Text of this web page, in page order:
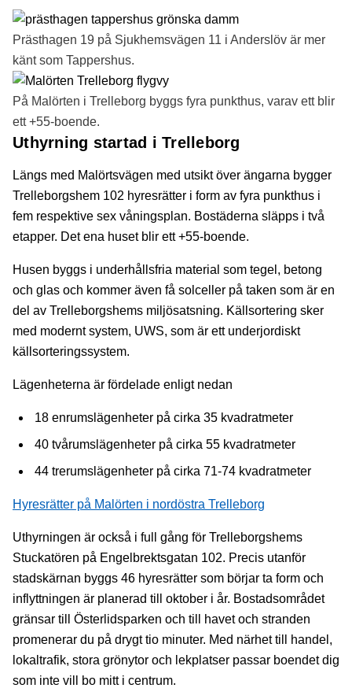
Prästhagen 19 på Sjukhemsvägen 11 i Anderslöv är mer
känt som Tappershus.
På Malörten i Trelleborg byggs fyra punkthus, varav ett blir
ett +55-boende.
Uthyrning startad i Trelleborg
Längs med Malörtsvägen med utsikt över ängarna bygger
Trelleborgshem 102 hyresrätter i form av fyra punkthus i
fem respektive sex våningsplan. Bostäderna släpps i två
etapper. Det ena huset blir ett +55-boende.
Husen byggs i underhållsfria material som ​​​tegel, betong
och glas och kommer även få solceller på taken som är en
del av Trelle​​​​borgshems miljösatsning. Källsortering sker
med modernt system, UWS, som är ett underjordiskt
källsorteringssystem.
Lägenheterna är fördelade enligt nedan
18 enrumslägenheter på cirka 35 kvadratmeter
40 tvårumslägenheter på cirka 55 kvadratmeter
44 trerumslägenheter på cirka 71-74 kvadratmeter
Hyresrätter på Malörten i nordöstra Trelleborg
Uthyrningen är också i full gång för Trelleborgshems
Stuckatören på Engelbrektsgatan 102. Precis utanför
stadskärnan byggs 46 hyresrätter som börjar ta form och
inflyttningen är planerad till oktober i år. Bostadsområdet
gränsar till Österlidsparken och till havet och stranden
promenerar du på drygt tio minuter. Med närhet till handel,
lokaltrafik, stora grönytor och lekplatser passar boendet dig
som inte vill bo mitt i centrum.